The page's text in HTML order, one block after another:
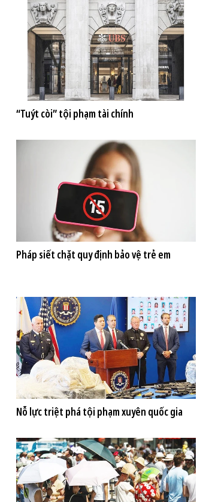
“Tuýt còi” tội phạm tài chính
Pháp siết chặt quy định bảo vệ trẻ em
Nỗ lực triệt phá tội phạm xuyên quốc gia